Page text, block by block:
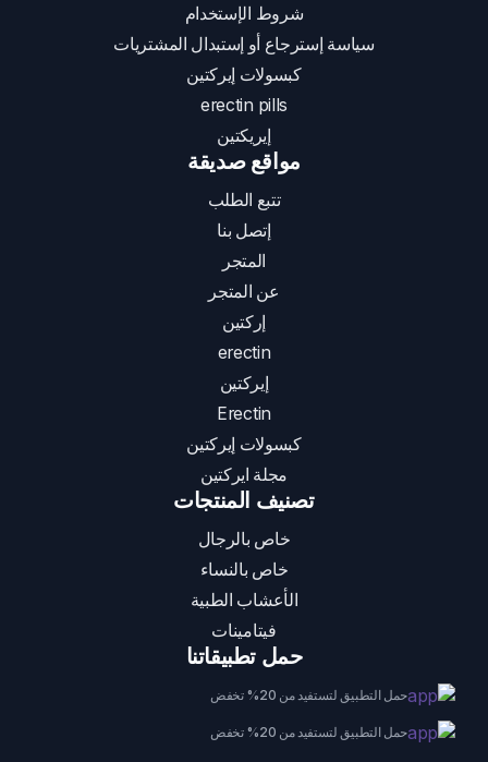
شروط الإستخدام
سياسة إسترجاع أو إستبدال المشتريات
كبسولات إيركتين
erectin pills
إيريكتين
مواقع صديقة
تتبع الطلب
إتصل بنا
المتجر
عن المتجر
إركتين
erectin
إيركتين
Erectin
كبسولات إيركتين
مجلة ايركتين
تصنيف المنتجات
خاص بالرجال
خاص بالنساء
الأعشاب الطبية
فيتامينات
حمل تطبيقاتنا
حمل التطبيق لتستفيد من 20% تخفض
حمل التطبيق لتستفيد من 20% تخفض